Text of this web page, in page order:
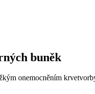
buněk
onemocněním